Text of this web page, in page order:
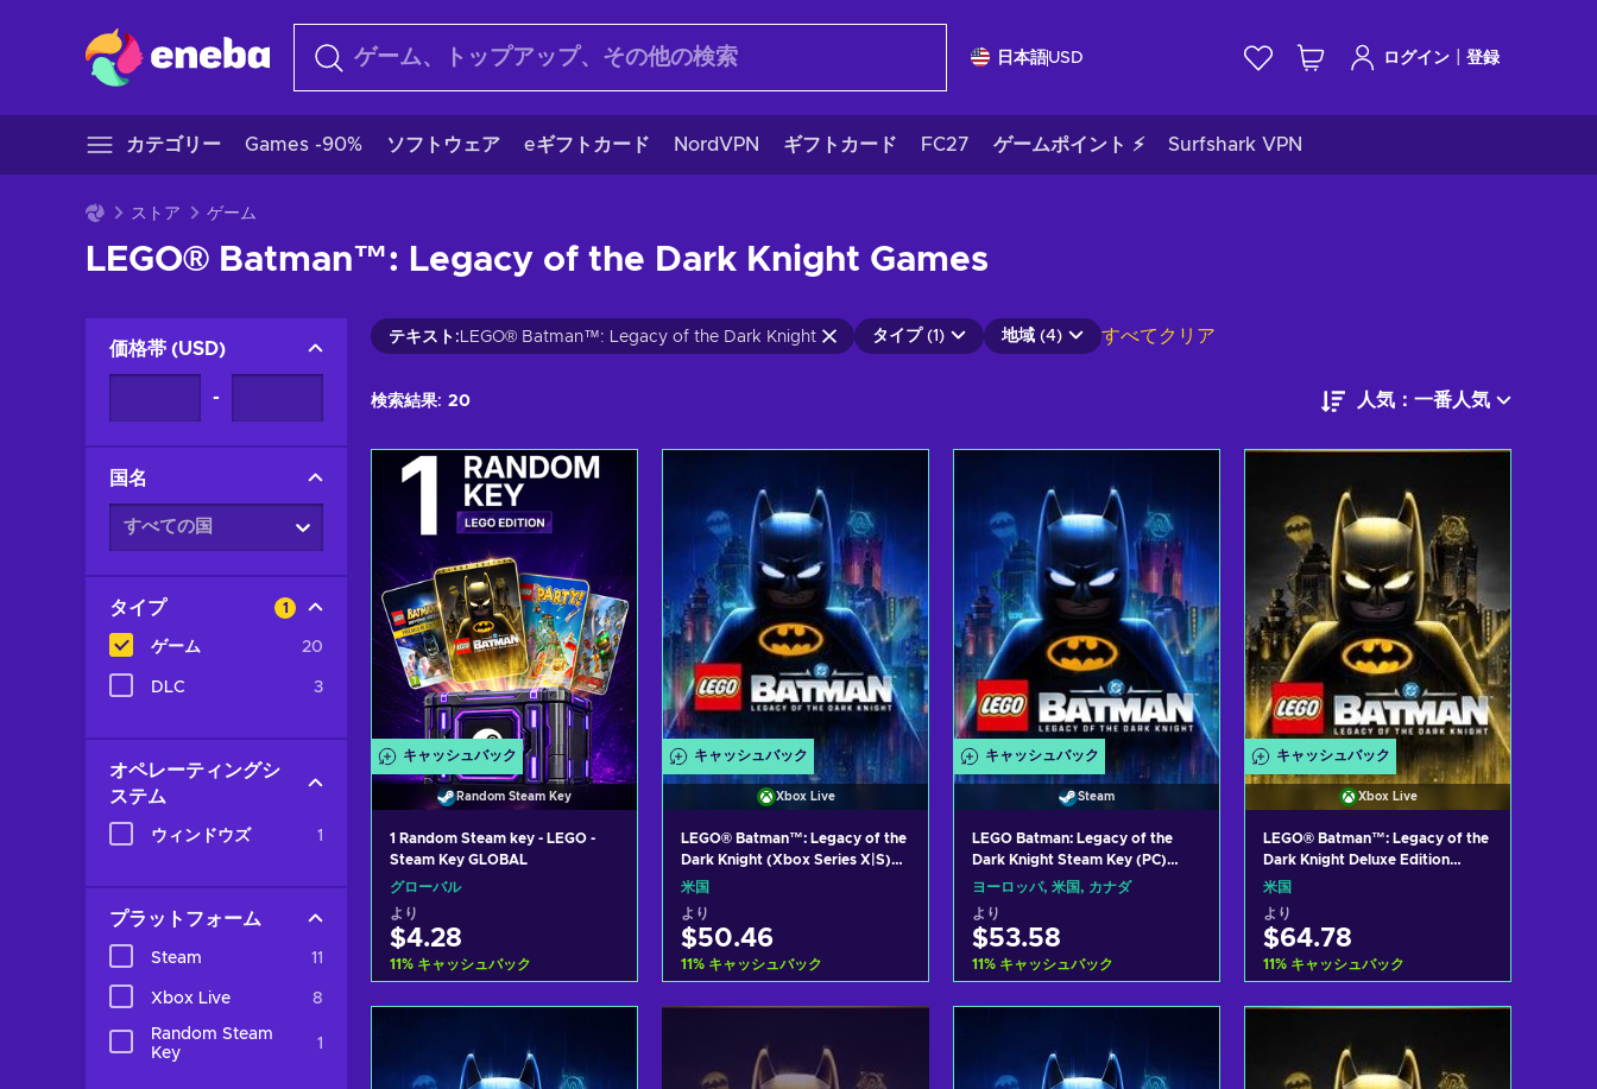
日本語USD ログイン 登録
カテゴリー Games -90% ソフトウェア eギフトカード NordVPN ギフトカード FC27 ゲームポイント ⚡ Surfshark VPN
ストア ゲーム
LEGO® Batman™: Legacy of the Dark Knight Games
価格帯 (USD)
-
国名
すべての国
タイプ 1
ゲーム 20
DLC 3
オペレーティングシ
ステム
ウィンドウズ 1
プラットフォーム
Steam 11
Xbox Live 8
Random Steam
Key
1
テキスト : LEGO® Batman™: Legacy of the Dark Knight タイプ (1) 地域 (4) すべてクリア
検索結果: 20 人気：一番人気
キャッシュバック
Random Steam Key
1 Random Steam key - LEGO -
Steam Key GLOBAL
グローバル
より
$4.28
11% キャッシュバック
View offers
キャッシュバック
Xbox Live
LEGO® Batman™: Legacy of the
Dark Knight (Xbox Series X|S)
XBOX LIVE Key UNITED STATES
米国
より
$50.46
11% キャッシュバック
View offers
キャッシュバック
Steam
LEGO Batman: Legacy of the
Dark Knight Steam Key (PC)
EUROPE/NORTH AMERICA
ヨーロッパ, 米国, カナダ
より
$53.58
11% キャッシュバック
View offers
キャッシュバック
Xbox Live
LEGO® Batman™: Legacy of the
Dark Knight Deluxe Edition
(Xbox Series X|S) XBOX LIVE
米国
より
$64.78
11% キャッシュバック
カートに入れる
View offers